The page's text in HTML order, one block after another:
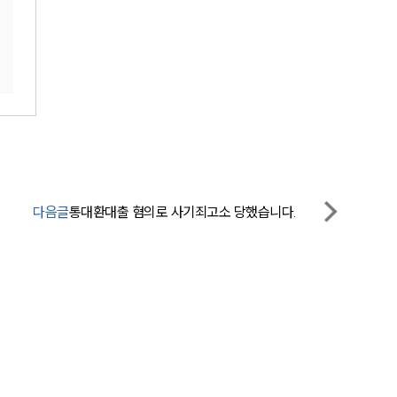
다음글통대환대출 혐의로 사기죄고소 당했습니다.